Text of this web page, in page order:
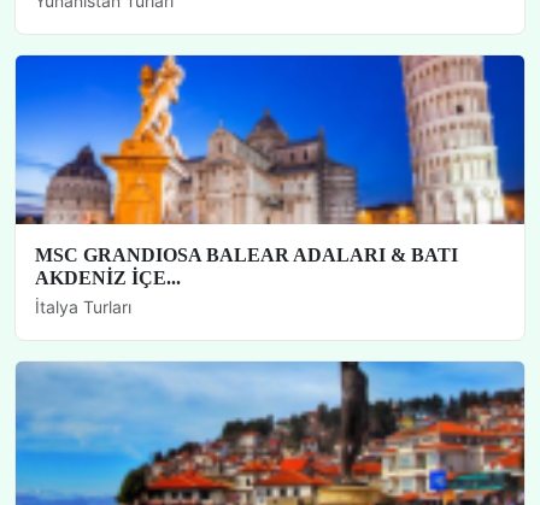
MSC GRANDIOSA BALEAR ADALARI & BATI
AKDENİZ İÇE...
İtalya Turları